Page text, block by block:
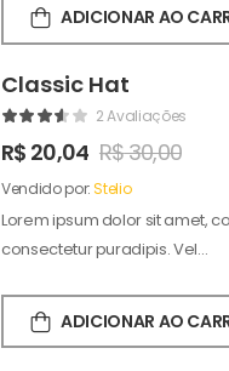
ADICIONAR AO
Classic Hat
2 Avaliações
R$ 20,04 R$30,00
Vendido por:Stelio
Lorem ipsum dolor sit amet,
consectetur puradipis. Vel…
ADICIONAR AO